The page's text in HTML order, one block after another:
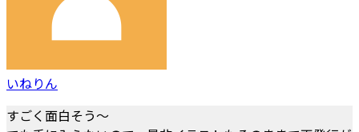
いねりん
すごく面白そう～